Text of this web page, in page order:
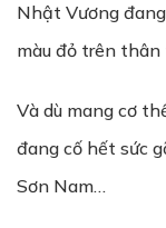
Nhật Vương
màu đỏ trên thân
Và dù mang cơ
đang cố hết sức
Sơn Nam…